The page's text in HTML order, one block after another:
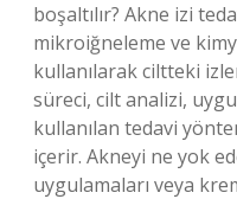
boşaltılır? Akne izi
mikroiğneleme ve
kullanılarak ciltteki
süreci, cilt analizi,
kullanılan tedavi
içerir. Akneyi ne yok
uygulamaları veya